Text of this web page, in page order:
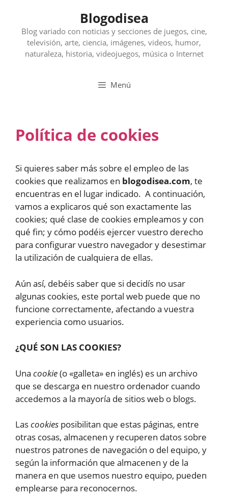
contenido
Blogodisea
Blog variado con noticias y secciones de juegos, cine,
televisión, arte, ciencia, imágenes, videos, humor,
naturaleza, historia, videojuegos, música o Internet
Menú
Política de cookies
Si quieres saber más sobre el empleo de las
cookies que realizamos en blogodisea.com, te
encuentras en el lugar indicado. A continuación,
vamos a explicaros qué son exactamente las
cookies; qué clase de cookies empleamos y con
qué fin; y cómo podéis ejercer vuestro derecho
para configurar vuestro navegador y desestimar
la utilización de cualquiera de ellas.
Aún así, debéis saber que si decidís no usar
algunas cookies, este portal web puede que no
funcione correctamente, afectando a vuestra
experiencia como usuarios.
¿QUÉ SON LAS COOKIES?
Una cookie(o «galleta» en inglés) es un archivo
que se descarga en nuestro ordenador cuando
accedemos a la mayoría de sitios web o blogs.
Lascookies posibilitan que estas páginas, entre
otras cosas, almacenen y recuperen datos sobre
nuestros patrones de navegación o del equipo, y
según la información que almacenen y de la
manera en que usemos nuestro equipo, pueden
emplearse para reconocernos.